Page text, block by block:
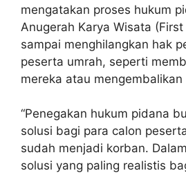
mengatakan proses hukum
Anugerah Karya Wisata
sampai menghilangkan hak
peserta umrah, seperti
mereka atau mengembalikan
“Penegakan hukum pidana
solusi bagi para calon
sudah menjadi korban.
solusi yang paling realistis